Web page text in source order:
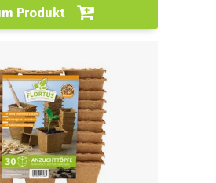
Produkt